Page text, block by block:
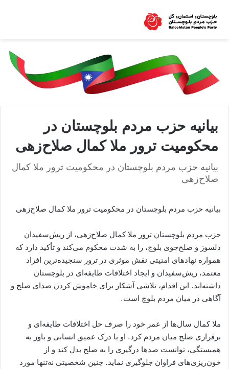
بیانیه حزب مردم بلوچستان در
محکومیت ترور ملا کمال صلاح‌زهی
بیانیه حزب مردم بلوچستان در محکومیت ترور ملا کمال
صلاح‌زهی
بیانیه حزب مردم بلوچستان در محکومیت ترور ملا کمال صلاح‌زهی
حزب مردم بلوچستان ترور ملا کمال صلاح‌زهی، از ریش‌سفیدان
دلسوز و صلح‌جوی بلوچ، را به شدت محکوم می‌کند و تأکید دارد که
همواره نهادهای امنیتی نقش موثری در ترور سنجیده‌ترین افراد
معتمد، ریش‌سفیدان و ایجاد اختلافات طایفه‌ای در بلوچستان
داشته‌اند. این اقدام، تلاشی آشکار برای خاموش کردن صدای صلح و
آگاهی در میان مردم بلوچ است.
ملا کمال سال‌ها از عمر خود را صرف حل اختلافات طایفه‌ای و
برقراری صلح میان مردم کرد. او با درک عمیق انسانی و باور به
همبستگی، توانست صدها درگیری را به صلح بدل کند و از
خون‌ریزی‌های فراوان جلوگیری نماید. چنین شخصیتی نه‌تنها مورد